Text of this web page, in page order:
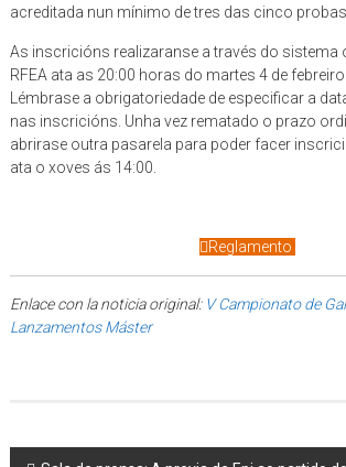
acreditada nun mínimo de tres das cinco
As inscricións realizaranse a través do sistema
RFEA ata as 20:00 horas do martes 4 de
Lémbrase a obrigatoriedade de especificar a
nas inscricións. Unha vez rematado o prazo
abrirase outra pasarela para poder facer
ata o xoves ás 14:00.
Reglamento
Enlace con la noticia original: V Campionato de
Lanzamentos Máster